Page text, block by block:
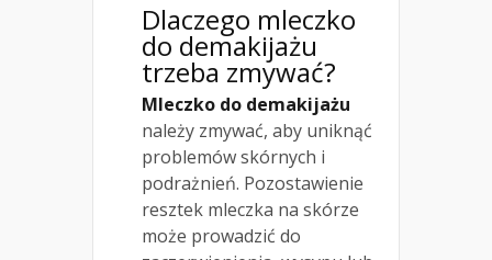
Dlaczego mleczko
do demakijażu
trzeba zmywać?
Mleczko do demakijażu
należy zmywać, aby uniknąć
problemów skórnych i
podrażnień. Pozostawienie
resztek mleczka na skórze
może prowadzić do